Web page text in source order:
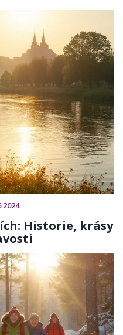
2024
Historie, krásy